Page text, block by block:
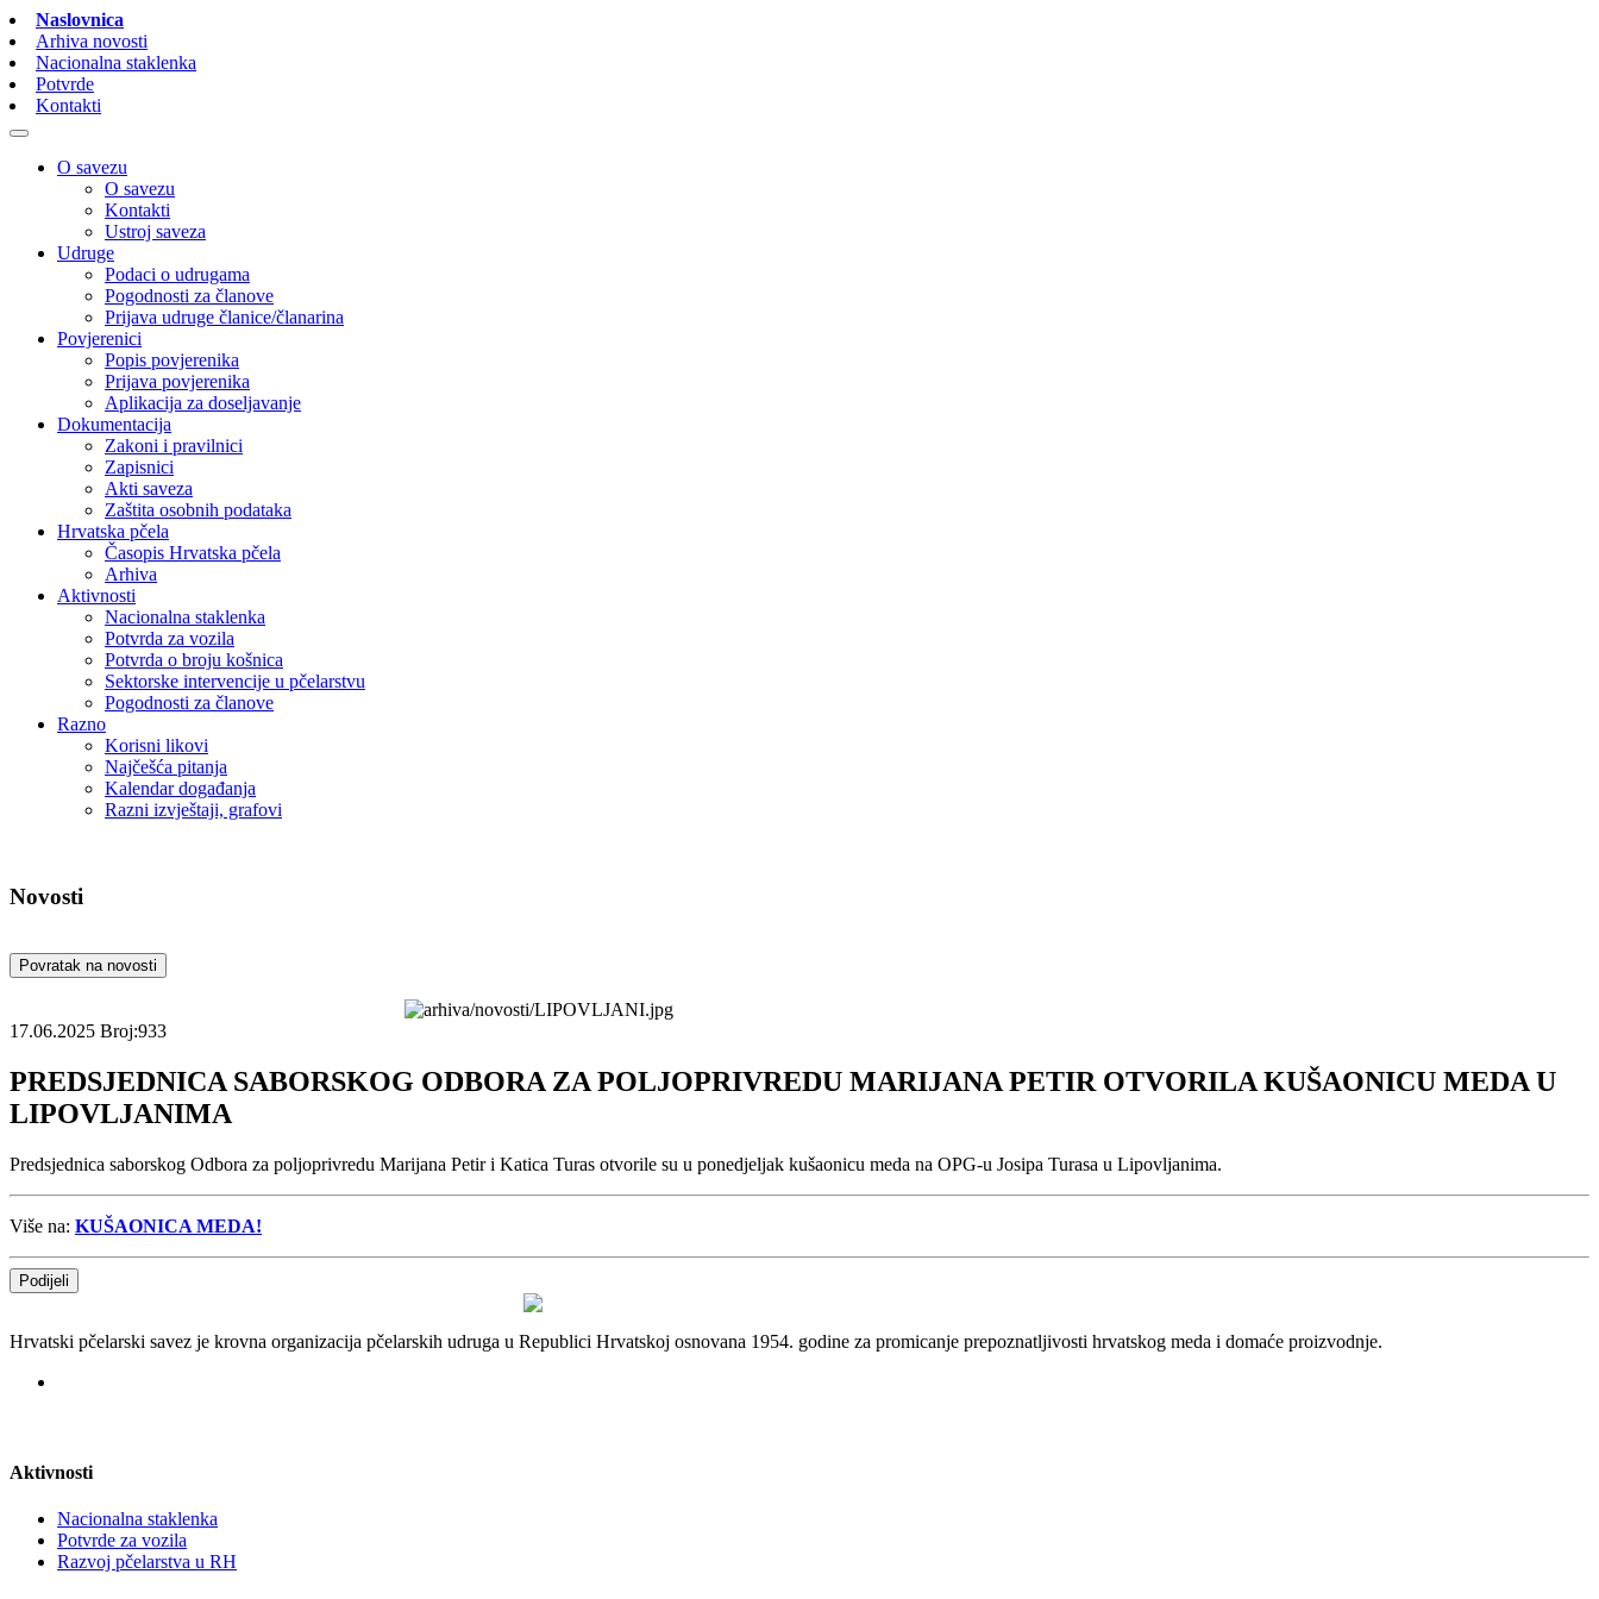
Naslovnica
Arhiva novosti
Nacionalna staklenka
Potvrde
Kontakti
O savezu
O savezu
Kontakti
Ustroj saveza
Udruge
Podaci o udrugama
Pogodnosti za članove
Prijava udruge članice/članarina
Povjerenici
Popis povjerenika
Prijava povjerenika
Aplikacija za doseljavanje
Dokumentacija
Zakoni i pravilnici
Zapisnici
Akti saveza
Zaštita osobnih podataka
Hrvatska pčela
Časopis Hrvatska pčela
Arhiva
Aktivnosti
Nacionalna staklenka
Potvrda za vozila
Potvrda o broju košnica
Sektorske intervencije u pčelarstvu
Pogodnosti za članove
Razno
Korisni likovi
Najčešća pitanja
Kalendar događanja
Razni izvještaji, grafovi
Novosti
Povratak na novosti
17.06.2025 Broj:933
PREDSJEDNICA SABORSKOG ODBORA ZA POLJOPRIVREDU MARIJANA PETIR OTVORILA KUŠAONICU MEDA U
LIPOVLJANIMA
Predsjednica saborskog Odbora za poljoprivredu Marijana Petir i Katica Turas otvorile su u ponedjeljak kušaonicu meda na OPG-u Josipa Turasa u Lipovljanima.
Više na: KUŠAONICA MEDA!
Podijeli
Hrvatski pčelarski savez je krovna organizacija pčelarskih udruga u Republici Hrvatskoj osnovana 1954. godine za promicanje prepoznatljivosti hrvatskog meda i domaće proizvodnje.
Aktivnosti
Nacionalna staklenka
Potvrde za vozila
Razvoj pčelarstva u RH